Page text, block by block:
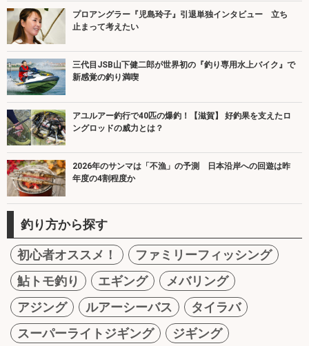
プロアングラー『児島玲子』引退単独インタビュー 立ち
止まって考えたい
三代目JSB山下健二郎が世界初の『釣り専用水上バイク』で
新感覚の釣り満喫
アユルアー釣行で40匹の爆釣！【滋賀】 好釣果を支えたロ
ングロッドの威力とは？
2026年のサンマは「不漁」の予測 日本沿岸への回遊は昨
年度の4割程度か
釣り方から探す
初心者オススメ！
ファミリーフィッシング
鮎トモ釣り
エギング
メバリング
アジング
ルアーシーバス
タイラバ
スーパーライトジギング
ジギング